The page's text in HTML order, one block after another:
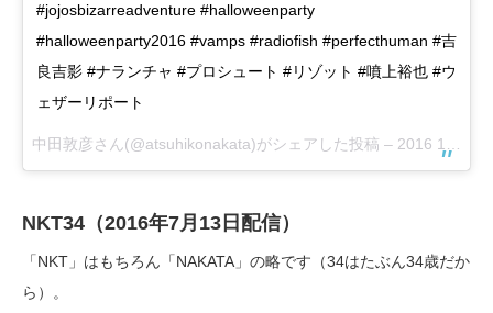
#jojosbizarreadventure #halloweenparty
#halloweenparty2016 #vamps #radiofish #perfecthuman #吉
良吉影 #ナランチャ #プロシュート #リゾット #噴上裕也 #ウ
ェザーリポート
中田敦彦さん(@atsuhikonakata)がシェアした投稿 – 2016 10月 29 7:26午前 PDT
NKT34（2016年7月13日配信）
「NKT」はもちろん「NAKATA」の略です（34はたぶん34歳だか
ら）。